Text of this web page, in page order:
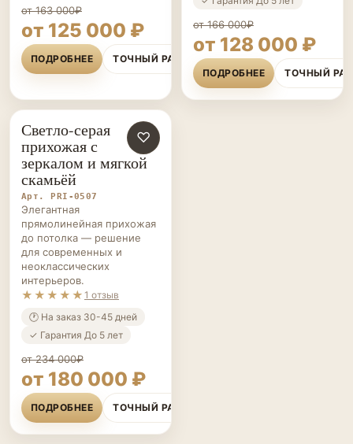
от 163 000₽
от 125 000 ₽
ПОДРОБНЕЕ ТОЧНЫЙ РАСЧЁТ
от 166 000₽
от 128 000 ₽
ПОДРОБНЕЕ ТОЧНЫЙ
ПРИХОЖИЕ НА ЗАКАЗ
♡
Светло-серая
прихожая с
зеркалом и мягкой
скамьёй
Арт. PRI-0507
Элегантная
прямолинейная прихожая
до потолка — решение
для современных и
неоклассических
интерьеров.
★★★★★ 1 отзыв
🕐 На заказ 30-45 дней
✓ Гарантия До 5 лет
от 234 000₽
от 180 000 ₽
ПОДРОБНЕЕ ТОЧНЫЙ РАСЧЁТ